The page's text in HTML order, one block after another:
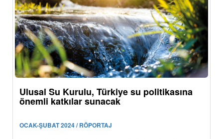
Ulusal Su Kurulu, Türkiye su politikasına
önemli katkılar sunacak
OCAK-ŞUBAT 2024 / RÖPORTAJ